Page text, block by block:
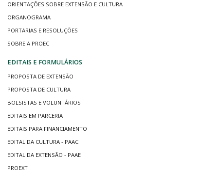
ORIENTAÇÕES SOBRE EXTENSÃO E CULTURA
ORGANOGRAMA
PORTARIAS E RESOLUÇÕES
SOBRE A PROEC
EDITAIS E FORMULÁRIOS
PROPOSTA DE EXTENSÃO
PROPOSTA DE CULTURA
BOLSISTAS E VOLUNTÁRIOS
EDITAIS EM PARCERIA
EDITAIS PARA FINANCIAMENTO
EDITAL DA CULTURA - PAAC
EDITAL DA EXTENSÃO - PAAE
PROEXT